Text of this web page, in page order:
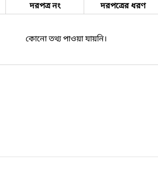
দরপত্র নং দরপত্রের ধরণ
কোনো তথ্য পাওয়া যায়নি।